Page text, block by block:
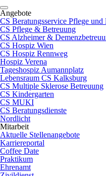
Angebote
CS Beratungsservice Pflege und
CS Pflege & Betreuung
CS Alzheimer &
CS Hospiz Wien
CS Hospiz Rennweg
Hospiz Verena
Tageshospiz Aumannplatz
Lebensraum CS Kalksburg
CS Multiple Sklerose Betreuung
CS Kindergarten
CS MUKI
CS Beratungsdienste
Nordlicht
Mitarbeit
Aktuelle Stellenangebote
Karriereportal
Coffee Date
Praktikum
Ehrenamt